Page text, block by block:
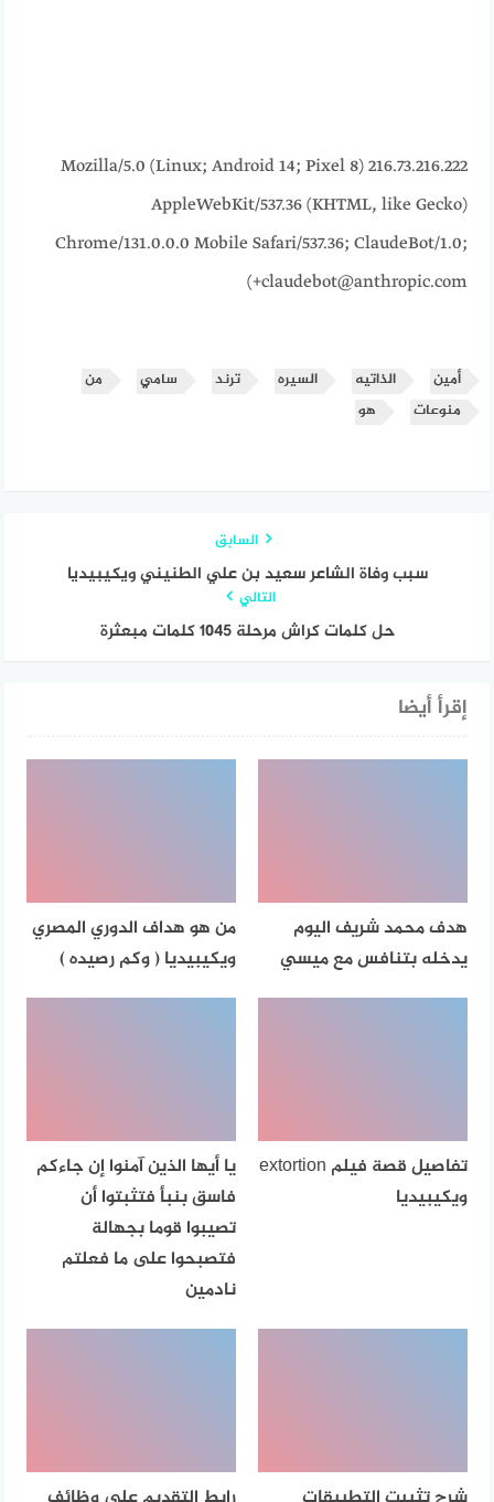
216.73.216.222 Mozilla/5.0 (Linux; Android 14; Pixel 8)
AppleWebKit/537.36 (KHTML, like Gecko)
Chrome/131.0.0.0 Mobile Safari/537.36; ClaudeBot/1.0;
+claudebot@anthropic.com)
أمين الذاتيه السيره ترند سامي
من
منوعات
هو
السابق
سبب وفاة الشاعر سعيد بن علي الطنيني ويكيبيديا
التالي
حل كلمات كراش مرحلة ١٠٤٥ كلمات مبعثرة
إقرأ أيضا
هدف محمد شريف اليوم
يدخله بتنافس مع ميسي
من هو هداف الدوري المصري
ويكيبيديا ( وكم رصيده )
تفاصيل قصة فيلم extortion
ويكيبيديا
يا أيها الذين آمنوا إن جاءكم
فاسق بنبأ فتثبتوا أن
تصيبوا قوما بجهالة
فتصبحوا على ما فعلتم
نادمين